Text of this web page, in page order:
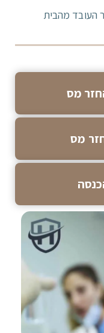
העובד מהבית
מס
מס